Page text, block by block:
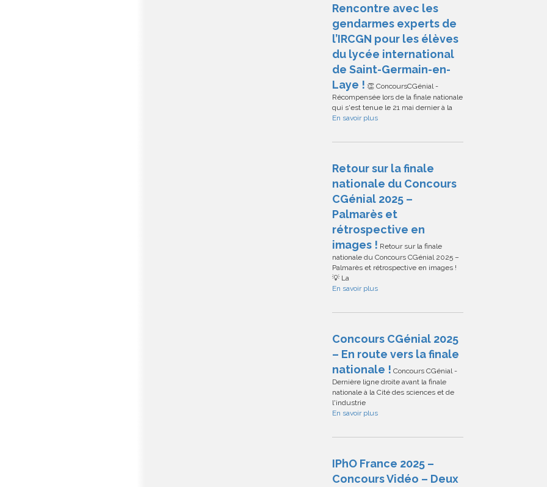
Rencontre avec les
gendarmes experts de
l’IRCGN pour les élèves
du lycée international
de Saint-Germain-en-
Laye ! 👏 ConcoursCGénial -
Récompensée lors de la finale nationale
qui s'est tenue le 21 mai dernier à la
En savoir plus
Retour sur la finale
nationale du Concours
CGénial 2025 –
Palmarès et
rétrospective en
images ! Retour sur la finale
nationale du Concours CGénial 2025 –
Palmarès et rétrospective en images !
💡 La
En savoir plus
Concours CGénial 2025
– En route vers la finale
nationale ! Concours CGénial -
Dernière ligne droite avant la finale
nationale à la Cité des sciences et de
l'industrie
En savoir plus
IPhO France 2025 –
Concours Vidéo – Deux